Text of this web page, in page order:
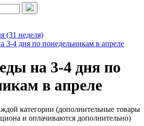
(31 неделя)
3-4 дня по понедельникам в апреле
на 3-4 дня по
в апреле
категории (дополнительные товары
и оплачиваются дополнительно)